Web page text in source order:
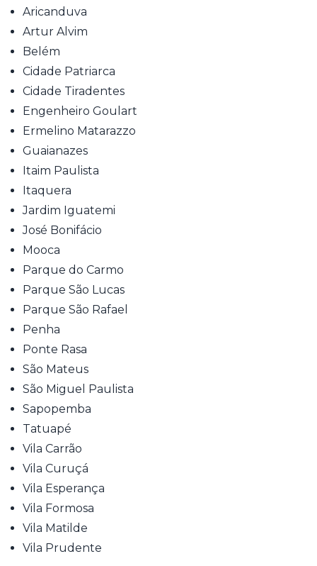
Aricanduva
Artur Alvim
Belém
Cidade Patriarca
Cidade Tiradentes
Engenheiro Goulart
Ermelino Matarazzo
Guaianazes
Itaim Paulista
Itaquera
Jardim Iguatemi
José Bonifácio
Mooca
Parque do Carmo
Parque São Lucas
Parque São Rafael
Penha
Ponte Rasa
São Mateus
São Miguel Paulista
Sapopemba
Tatuapé
Vila Carrão
Vila Curuçá
Vila Esperança
Vila Formosa
Vila Matilde
Vila Prudente